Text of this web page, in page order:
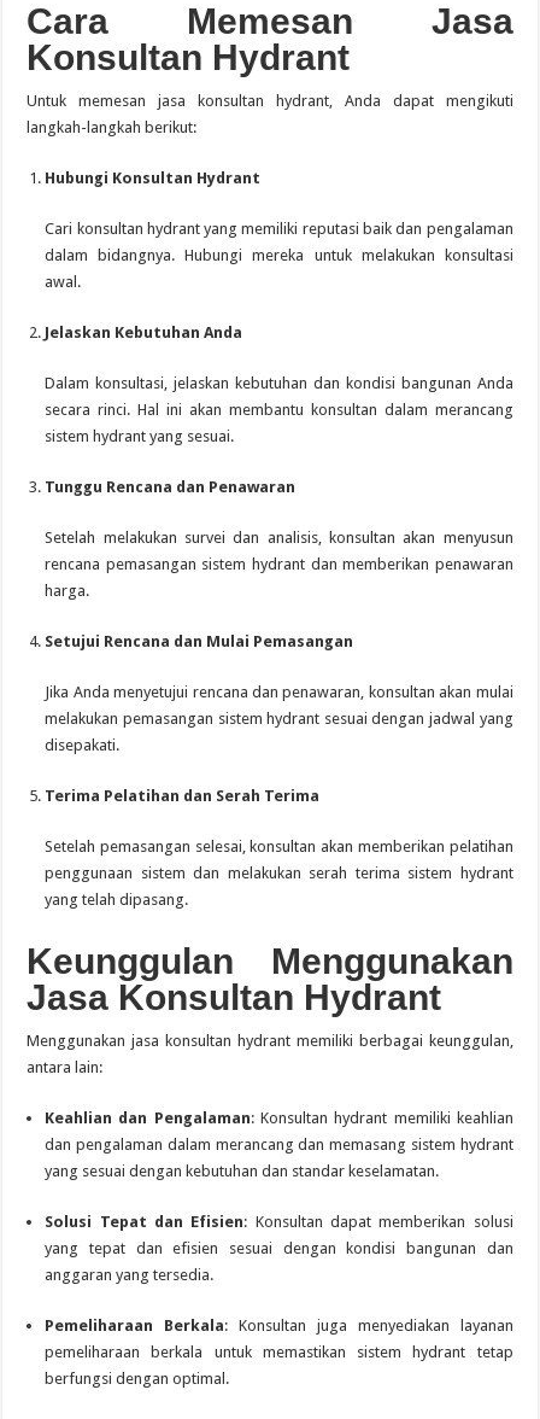
Cara Memesan Jasa
Konsultan Hydrant
Untuk memesan jasa konsultan hydrant, Anda dapat mengikuti
langkah-langkah berikut:
Hubungi Konsultan Hydrant
Cari konsultan hydrant yang memiliki reputasi baik dan pengalaman
dalam bidangnya. Hubungi mereka untuk melakukan konsultasi
awal.
Jelaskan Kebutuhan Anda
Dalam konsultasi, jelaskan kebutuhan dan kondisi bangunan Anda
secara rinci. Hal ini akan membantu konsultan dalam merancang
sistem hydrant yang sesuai.
Tunggu Rencana dan Penawaran
Setelah melakukan survei dan analisis, konsultan akan menyusun
rencana pemasangan sistem hydrant dan memberikan penawaran
harga.
Setujui Rencana dan Mulai Pemasangan
Jika Anda menyetujui rencana dan penawaran, konsultan akan mulai
melakukan pemasangan sistem hydrant sesuai dengan jadwal yang
disepakati.
Terima Pelatihan dan Serah Terima
Setelah pemasangan selesai, konsultan akan memberikan pelatihan
penggunaan sistem dan melakukan serah terima sistem hydrant
yang telah dipasang.
Keunggulan Menggunakan
Jasa Konsultan Hydrant
Menggunakan jasa konsultan hydrant memiliki berbagai keunggulan,
antara lain:
Keahlian dan Pengalaman:Konsultan hydrant memiliki keahlian
dan pengalaman dalam merancang dan memasang sistem hydrant
yang sesuai dengan kebutuhan dan standar keselamatan.
Solusi Tepat dan Efisien: Konsultan dapat memberikan solusi
yang tepat dan efisien sesuai dengan kondisi bangunan dan
anggaran yang tersedia.
Pemeliharaan Berkala:Konsultan juga menyediakan layanan
pemeliharaan berkala untuk memastikan sistem hydrant tetap
berfungsi dengan optimal.